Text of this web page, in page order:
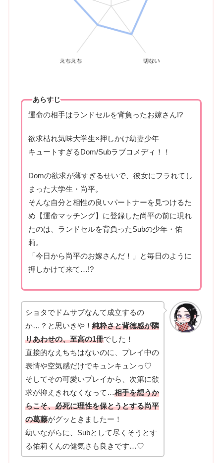
あらすじ
運命の相手はランドセルを背負ったお嫁さん!?
欲求枯れ気味大学生×押しかけ幼妻少年
キュートすぎるDom/Subラブコメディ！！
Domの欲求が薄すぎるせいで、彼女にフラれてし
まった大学生・尚平。
そんな自分と相性の良いパートナーを見つけるた
め【運命マッチング】に登録した尚平の前に現れ
たのは、ランドセルを背負ったSubの少年・佑
莉。
「今日から尚平のお嫁さんだ！」と毎日のように
押しかけて来て…!?
ショタでドムサブなんて成立するの
か…？と思いきや！ 純粋さと背徳感が隣
りあわせの、至高の1冊でした！
直接的なえちちはないのに、プレイ中の
表情や空気感だけでキュンキュンっ♡
そしてその可愛いプレイから、次第に欲
求が抑えきれなくなって…相手を想うか
らこそ、必死に理性を保とうとする尚平
の葛藤がグッときましたー！
幼いながらに、Subとして尽くそうとす
る佑莉くんの健気さも良きです…♡